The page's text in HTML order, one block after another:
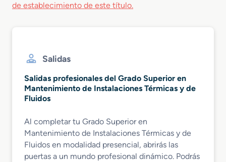
de establecimiento de este título.
Salidas
Salidas profesionales del Grado Superior en
Mantenimiento de Instalaciones Térmicas y de
Fluidos
Al completar tu Grado Superior en
Mantenimiento de Instalaciones Térmicas y de
Fluidos en modalidad presencial, abrirás las
puertas a un mundo profesional dinámico. Podrás